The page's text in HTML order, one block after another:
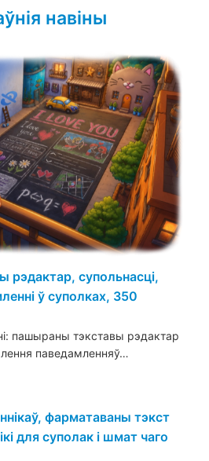
навіны
супольнасці,
ў суполках, 350
пашыраны тэкставы рэдактар
паведамленняў…
фарматаваны тэкст
для суполак і шмат чаго